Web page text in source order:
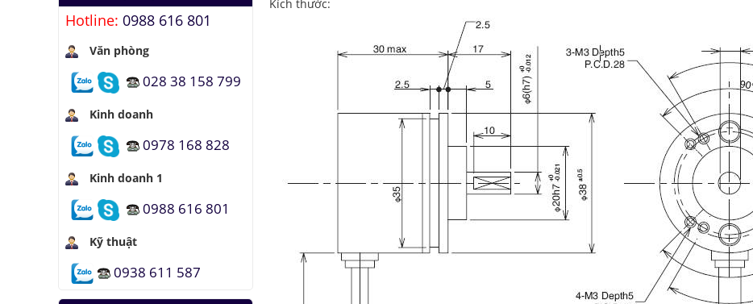
Kích thước:
Hầm đỗ xe tự động
Nhật
Áo chống đạn xuyên
loại
của trí tuệ nhân tạo
Lưu trữ hình ảnh kỹ
Hotline: 0988 616 801
Văn phòng
028 38 158 799
Kinh doanh
0978 168 828
Kinh doanh 1
0988 616 801
Kỹ thuật
0938 611 587